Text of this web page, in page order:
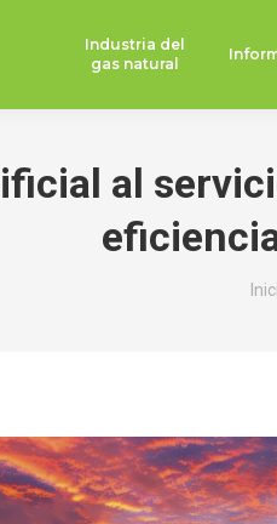
Industria del
gas natural
al